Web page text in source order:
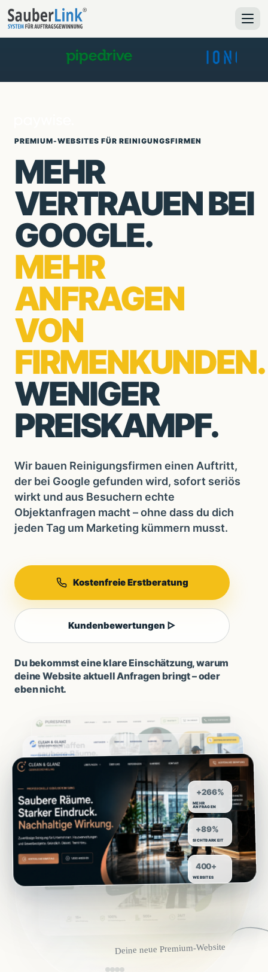
PREMIUM-WEBSITES FÜR REINIGUNGSFIRMEN
MEHR
VERTRAUEN BEI
GOOGLE.
MEHR
ANFRAGEN
VON
FIRMENKUNDEN.
WENIGER
PREISKAMPF.
Wir bauen Reinigungsfirmen einen Auftritt,
der bei Google gefunden wird, sofort seriös
wirkt und aus Besuchern echte
Objektanfragen macht – ohne dass du dich
jeden Tag um Marketing kümmern musst.
Kostenfreie Erstberatung
Kundenbewertungen ▷
Du bekommst eine klare Einschätzung, warum
deine Website aktuell Anfragen bringt – oder
eben nicht.
+266%
MEHR
ANFRAGEN
+89%
SICHTBARKEIT
400+
WEBSITES
Deine neue Premium-Website